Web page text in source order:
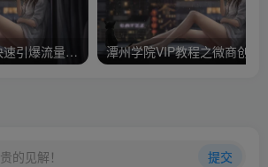
顶级微商20分钟快速引爆流量技巧课程全46节价值598元
的见解！ 提交